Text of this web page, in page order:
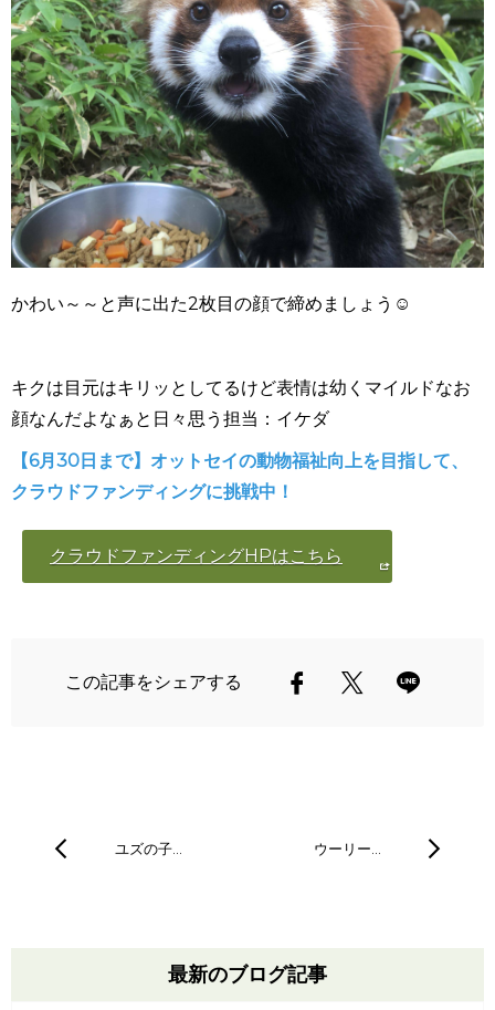
かわい～～と声に出た2枚目の顔で締めましょう☺
キクは目元はキリッとしてるけど表情は幼くマイルドなお
顔なんだよなぁと日々思う担当：イケダ
【6月30日まで】 オットセイの動物福祉向上を目指して、
クラウドファンディングに挑戦中！
クラウドファンディングHPはこちら
この記事をシェアする
ユズの子… ウーリー…
最新のブログ記事